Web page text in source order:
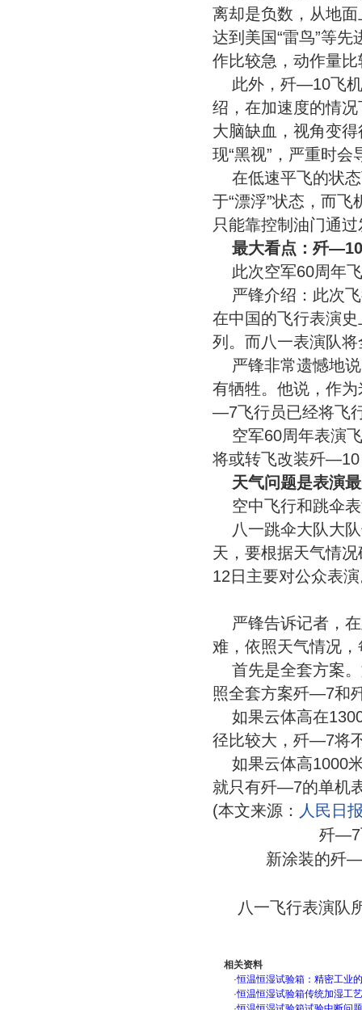
离却是负数，从地
达到美国“雷鸟”等
作比较急，动作量比
此外，歼—10飞
绍，在加速度的情
大脑缺血，视角变
现“黑视”，严重时会
在低速平飞的状
于“漂浮”状态，而
只能靠控制油门通
最大看点：歼
此次空军60周年
严锋介绍：此次
在中国的飞行表演
列。而八一表演队
严锋非常遗憾地
有牺牲。他说，作
—7飞行员已经将飞
空军60周年表演
将或转飞改装歼—10
天气问题是表演
空中飞行和跳伞
八一跳伞大队大
天，要根据天气情
12日主要对公众表
严锋告诉记者，
难，依照天气情况
首先是全套方案
照全套方案歼—7和
如果云体高在
径比较大，歼—7将
如果云体高1000
就只有歼—7的单机
(本文来源： 人民日
歼—7
新涂装的歼
八一飞行表演队
相关资料
·恒温恒湿试验箱：精密工业
·恒温恒湿试验箱传统加湿工